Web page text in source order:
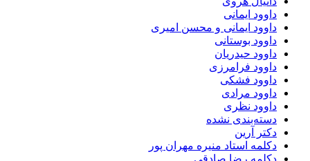
داوود ایمانی
داوود ایمانی و محسن امیری
داوود بوستانی
داوود حیدریان
داوود فرامرزی
داوود فشکی
داوود مرادی
داوود نظری
دسته‌بندی نشده
دکتر آرین
دکلمه استاد منیره مهران پور
دکلمه رضا صادقی